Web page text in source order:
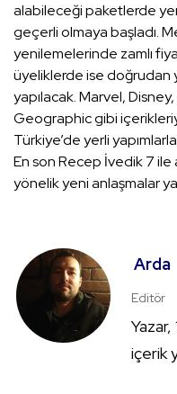
alabileceği paketlerde
geçerli olmaya başladı.
yenilemelerinde zamlı
üyeliklerde ise doğrudan
yapılacak. Marvel,
Geographic gibi
Türkiye’de yerli
En son Recep İvedik 7
yönelik yeni anlaşmalar
Arda
Editör
Yazar,
içerik